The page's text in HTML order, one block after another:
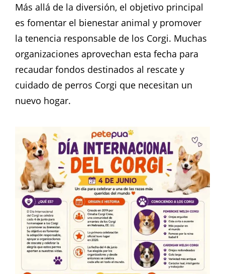
Más allá de la diversión, el objetivo principal
es fomentar el bienestar animal y promover
la tenencia responsable de los Corgi. Muchas
organizaciones aprovechan esta fecha para
recaudar fondos destinados al rescate y
cuidado de perros Corgi que necesitan un
nuevo hogar.